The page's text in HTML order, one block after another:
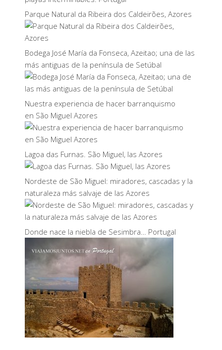
Parque Natural da Ribeira dos Caldeirões, Azores
Bodega José María da Fonseca, Azeitao; una de las
más antiguas de la península de Setúbal
Nuestra experiencia de hacer barranquismo
en São Miguel Azores
Lagoa das Furnas. São Miguel, las Azores
Nordeste de São Miguel: miradores, cascadas y la
naturaleza más salvaje de las Azores
Donde nace la niebla de Sesimbra… Portugal